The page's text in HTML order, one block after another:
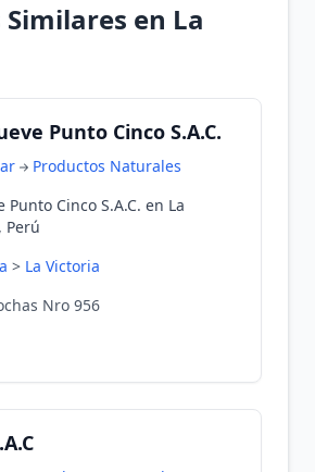
en La
Punto Cinco S.A.C.
Productos Naturales
Punto Cinco S.A.C. en La
Perú
> La Victoria
Nro 956